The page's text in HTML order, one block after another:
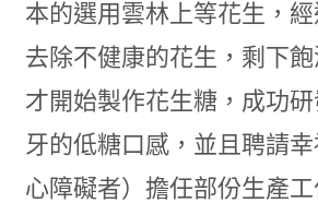
本的選用雲林上等花生，
去除不健康的花生，剩下
才開始製作花生糖，成功
牙的低糖口感，並且聘請
心障礙者）擔任部份生產